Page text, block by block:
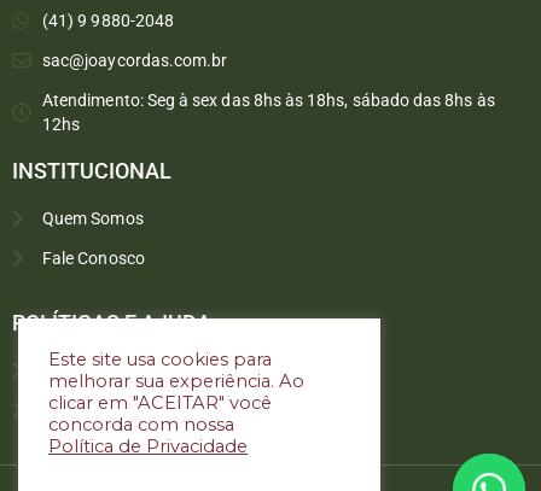
(41) 9 9880-2048
sac@joaycordas.com.br
Atendimento: Seg à sex das 8hs às 18hs, sábado das 8hs às
12hs
INSTITUCIONAL
Quem Somos
Fale Conosco
POLÍTICAS E AJUDA
Política de troca e devoluções
Política de privacidade
Este site usa cookies para
melhorar sua experiência. Ao
clicar em "ACEITAR" você
concorda com nossa
Política de Privacidade
Atendimento